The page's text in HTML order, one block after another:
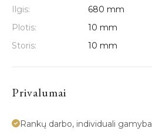
Ilgis:
680 mm
Plotis:
10 mm
Storis:
10 mm
Privalumai
Rankų darbo, individuali gamyba